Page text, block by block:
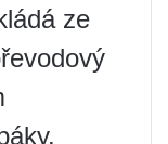
ze